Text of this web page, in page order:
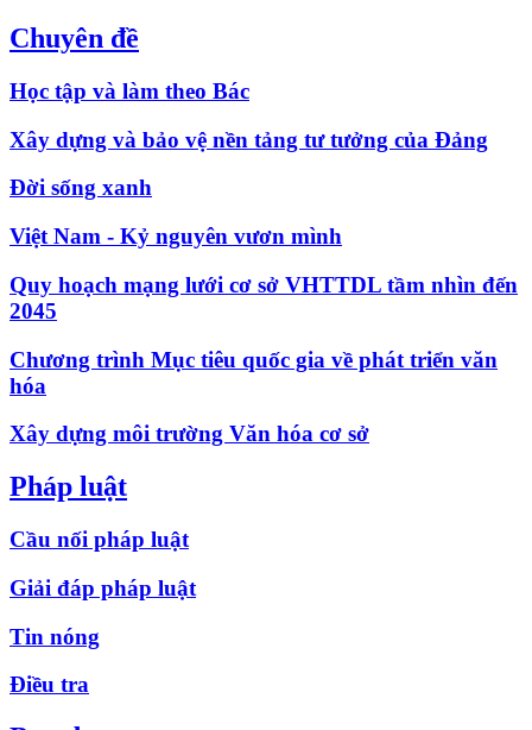
Chuyên đề
Học tập và làm theo Bác
Xây dựng và bảo vệ nền tảng tư tưởng của Đảng
Đời sống xanh
Việt Nam - Kỷ nguyên vươn mình
Quy hoạch mạng lưới cơ sở VHTTDL tầm nhìn đến
2045
Chương trình Mục tiêu quốc gia về phát triển văn
hóa
Xây dựng môi trường Văn hóa cơ sở
Pháp luật
Cầu nối pháp luật
Giải đáp pháp luật
Tin nóng
Điều tra